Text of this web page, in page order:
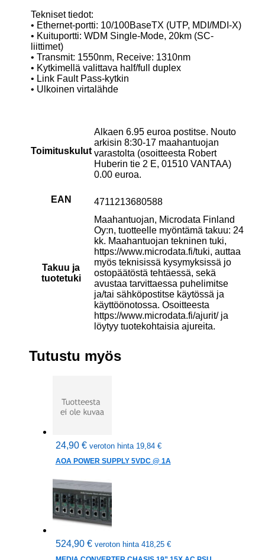
Tekniset tiedot:
• Ethernet-portti: 10/100BaseTX (UTP, MDI/MDI-X)
• Kuituportti: WDM Single-Mode, 20km (SC-
liittimet)
• Transmit: 1550nm, Receive: 1310nm
• Kytkimellä valittava half/full duplex
• Link Fault Pass-kytkin
• Ulkoinen virtalähde
Toimituskulut
Alkaen 6.95 euroa postitse. Nouto
arkisin 8:30-17 maahantuojan
varastolta (osoitteesta Robert
Huberin tie 2 E, 01510 VANTAA)
0.00 euroa.
EAN 4711213680588
Takuu ja
tuotetuki
Maahantuojan, Microdata Finland
Oy:n, tuotteelle myöntämä takuu: 24
kk. Maahantuojan tekninen tuki,
https://www.microdata.fi/tuki, auttaa
myös teknisissä kysymyksissä jo
ostopäätöstä tehtäessä, sekä
avustaa tarvittaessa puhelimitse
ja/tai sähköpostitse käytössä ja
käyttöönotossa. Osoitteesta
https://www.microdata.fi/ajurit/ ja
löytyy tuotekohtaisia ajureita.
Tutustu myös
24,90 € veroton hinta 19,84 €
AOA POWER SUPPLY 5VDC @ 1A
524,90 € veroton hinta 418,25 €